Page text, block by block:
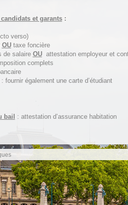
et garants:
verso)
OUtaxe foncière
de salaire OUattestation employeur et
complets
fournir également une carte d’étudiant
bail : attestation d’assurance habitation